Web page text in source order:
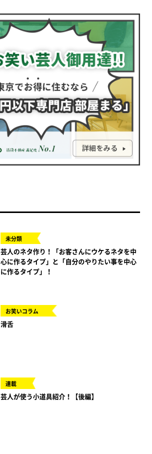
未分類
芸人のネタ作り！「お客さんにウケるネタを中
心に作るタイプ」と「自分のやりたい事を中心
に作るタイプ」！
お笑いコラム
滑舌
連載
芸人が使う小道具紹介！【後編】